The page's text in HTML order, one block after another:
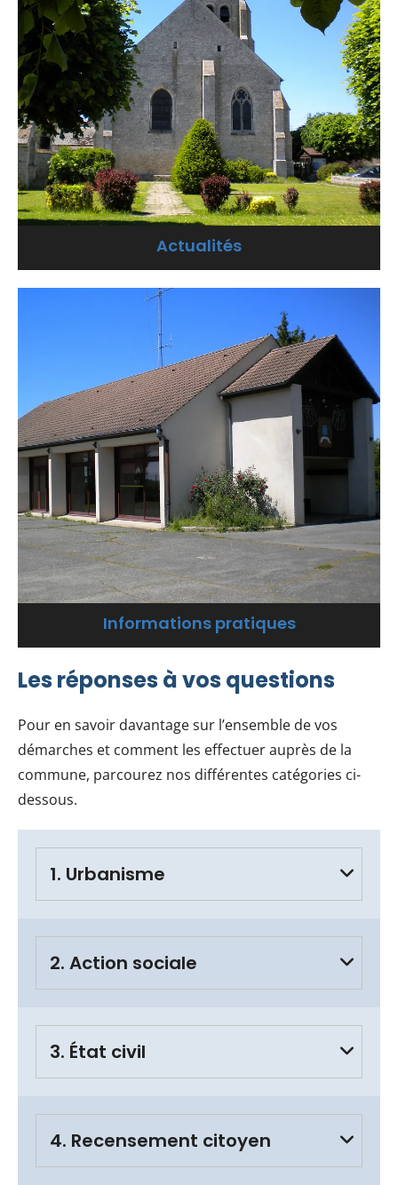
Actualités
Informations pratiques
Les réponses à vos questions
Pour en savoir davantage sur l’ensemble de vos
démarches et comment les effectuer auprès de la
commune, parcourez nos différentes catégories ci-
dessous.
1. Urbanisme
2. Action sociale
3. État civil
4. Recensement citoyen